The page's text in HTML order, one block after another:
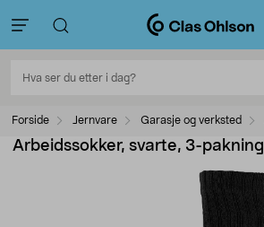
Forside Jernvare Garasje og verksted
Arbeidssokker, svarte, 3-pakning